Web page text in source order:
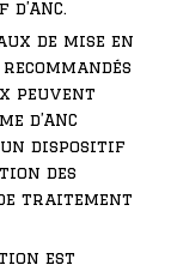
de mise en
peuvent
d’ANC
dispositif
des
traitement
est